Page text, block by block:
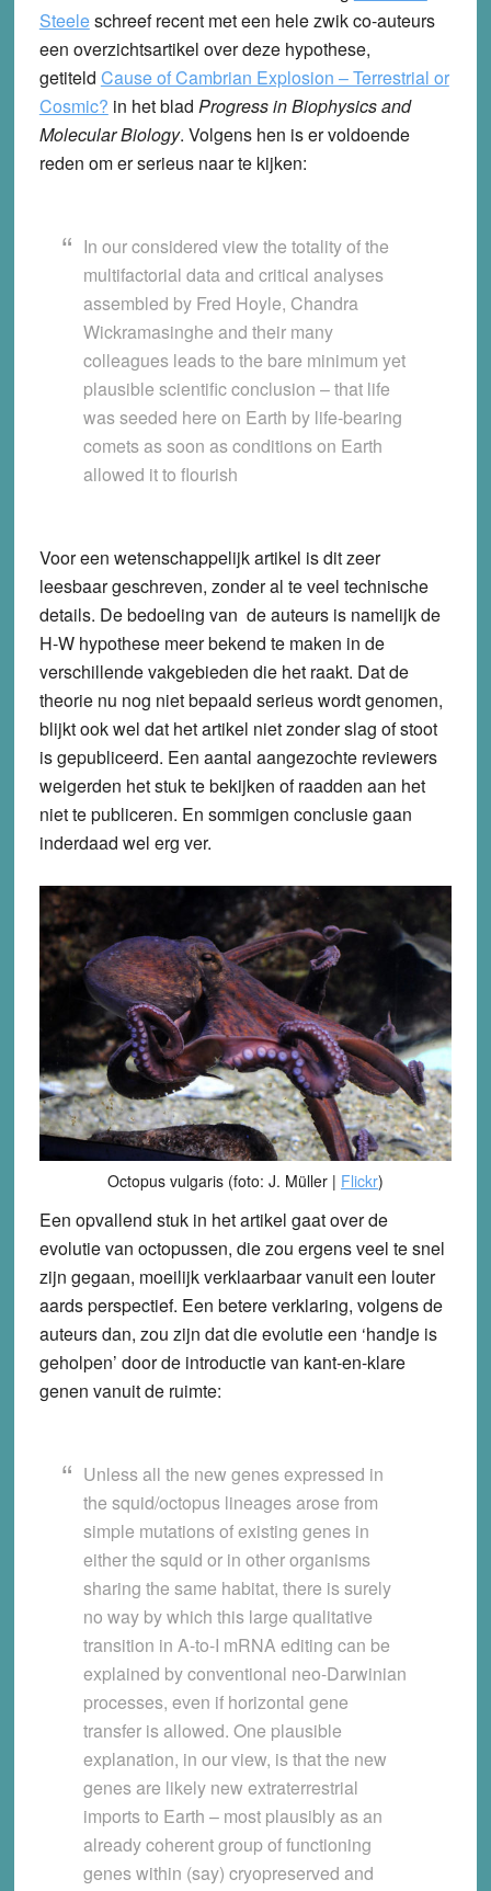
Steeleschreef recent met een hele zwik co-auteurs
een overzichtsartikel over deze hypothese,
getiteld Cause of Cambrian Explosion – Terrestrial or
Cosmic? in het blad Progress in Biophysics and
Molecular Biology. Volgens hen is er voldoende
reden om er serieus naar te kijken:
In our considered view the totality of the
multifactorial data and critical analyses
assembled by Fred Hoyle, Chandra
Wickramasinghe and their many
colleagues leads to the bare minimum yet
plausible scientific conclusion – that life
was seeded here on Earth by life-bearing
comets as soon as conditions on Earth
allowed it to flourish
Voor een wetenschappelijk artikel is dit zeer
leesbaar geschreven, zonder al te veel technische
details. De bedoeling van de auteurs is namelijk de
H-W hypothese meer bekend te maken in de
verschillende vakgebieden die het raakt. Dat de
theorie nu nog niet bepaald serieus wordt genomen,
blijkt ook wel dat het artikel niet zonder slag of stoot
is gepubliceerd. Een aantal aangezochte reviewers
weigerden het stuk te bekijken of raadden aan het
niet te publiceren. En sommigen conclusie gaan
inderdaad wel erg ver.
Octopus vulgaris (foto: J. Müller | Flickr)
Een opvallend stuk in het artikel gaat over de
evolutie van octopussen, die zou ergens veel te snel
zijn gegaan, moeilijk verklaarbaar vanuit een louter
aards perspectief. Een betere verklaring, volgens de
auteurs dan, zou zijn dat die evolutie een ‘handje is
geholpen’ door de introductie van kant-en-klare
genen vanuit de ruimte:
Unless all the new genes expressed in
the squid/octopus lineages arose from
simple mutations of existing genes in
either the squid or in other organisms
sharing the same habitat, there is surely
no way by which this large qualitative
transition in A-to-I mRNA editing can be
explained by conventional neo-Darwinian
processes, even if horizontal gene
transfer is allowed. One plausible
explanation, in our view, is that the new
genes are likely new extraterrestrial
imports to Earth – most plausibly as an
already coherent group of functioning
genes within (say) cryopreserved and